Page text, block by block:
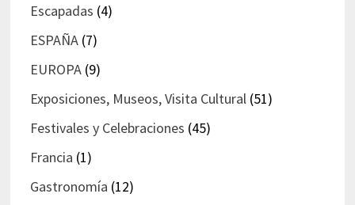
Escapadas (4)
ESPAÑA(7)
EUROPA(9)
Exposiciones, Museos, Visita Cultural(51)
Festivales y Celebraciones (45)
Francia (1)
Gastronomía (12)